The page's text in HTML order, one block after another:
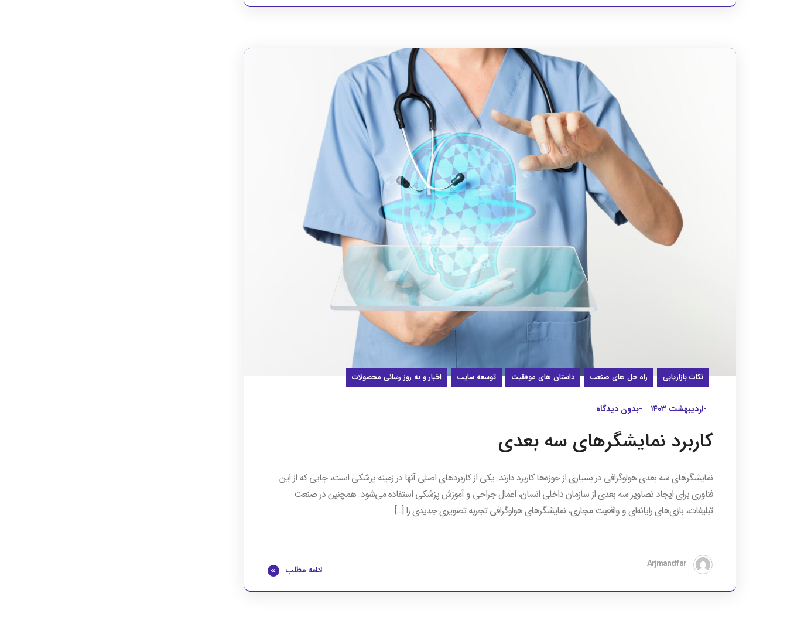
اخبار و به روز رسانی محصولات توسعه سایت داستان های موفقیت راه حل های صنعت نکات بازاریابی
-اردیبهشت ۱۴۰۳ -بدون دیدگاه
کاربرد نمایشگرهای سه بعدی
نمایشگرهای سه بعدی هولوگرافی در بسیاری از حوزه‌ها کاربرد دارند. یکی از کاربردهای اصلی آنها در زمینه پزشکی است، جایی که از این
فناوری برای ایجاد تصاویر سه بعدی از سازمان داخلی انسان، اعمال جراحی و آموزش پزشکی استفاده می‌شود. همچنین در صنعت
تبلیغات، بازی‌های رایانه‌ای و واقعیت مجازی، نمایشگرهای هولوگرافی تجربه تصویری جدیدی را […]
Arjmandfar ادامه مطلب